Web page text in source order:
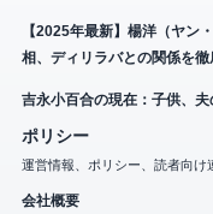
【2025年最新】楊洋（ヤン
相、ディリラバとの関係を徹
吉永小百合の現在：子供、
ポリシー
運営情報、ポリシー、読者向け
会社概要